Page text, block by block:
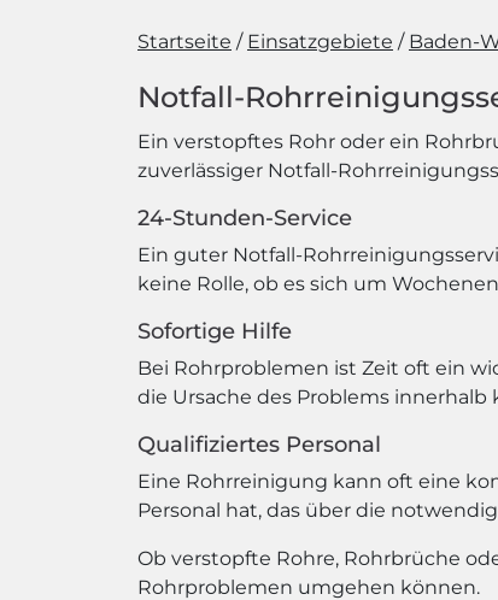
Startseite Einsatzgebiete Baden-
Notfall-
Ein verstopftes Rohr oder ein
zuverlässiger Notfall-
24-Stunden-Service
Ein guter Notfall-
keine Rolle, ob es sich um
Sofortige Hilfe
Bei Rohrproblemen ist Zeit oft ein
die Ursache des Problems
Qualifiziertes Personal
Eine Rohrreinigung kann oft eine
Personal hat, das über die
Ob verstopfte Rohre, Rohrbrüche
Rohrproblemen umgehen können.